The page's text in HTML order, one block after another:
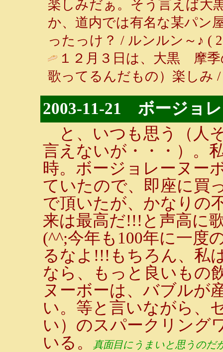
楽しみだぁ。そう言えば大
か、道内では有名な某パン
ったっけ？ / ルンルン～♪ (
１２月３日は、大黒 摩
歌ってるんだもの）楽しみ
2003-11-21 ボージョ
と、いつも思う（人
言えないが・・・）。
時。ボージョレーヌー
ていたので、即座に買
で頂いたが、かなりの
来は最高だ!!!と声高に
(^^;今年も100年に一度
るなよ!!!もちろん、私
なら、もっと良いもの
ヌーボーは、バブルが
い。等と言いながら、
い）のスパークリング
いる。
真面目にうまいと思うのだ